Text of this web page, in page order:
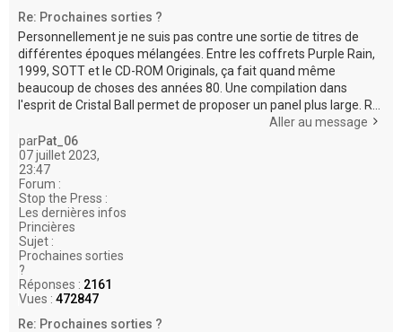
Re: Prochaines sorties ?
Personnellement je ne suis pas contre une sortie de titres de
différentes époques mélangées. Entre les coffrets Purple Rain,
1999, SOTT et le CD-ROM Originals, ça fait quand même
beaucoup de choses des années 80. Une compilation dans
l'esprit de Cristal Ball permet de proposer un panel plus large. R...
Aller au message
parPat_06
07 juillet 2023,
23:47
Forum :
Stop the Press :
Les dernières infos
Princières
Sujet :
Prochaines sorties
?
Réponses : 2161
Vues : 472847
Re: Prochaines sorties ?